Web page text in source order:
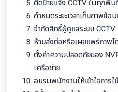
ติดป้ายแจ้ง CCTV ในทุกพื้
กำหนดระยะเวลาเก็บภาพย้อ
จำกัดสิทธิ์ผู้ดูแลระบบ CCTV
ห้ามส่งต่อหรือเผยแพร่ภาพโ
ตั้งค่าความปลอดภัยของ
เครือข่าย
อบรมพนักงานให้เข้าใจการ